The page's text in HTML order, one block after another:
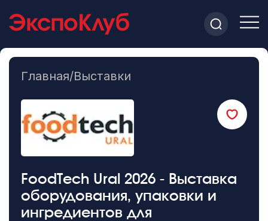
Главная/Выставки
FoodTech Ural 2026 - Выставка
оборудования, упаковки и
ингредиентов для